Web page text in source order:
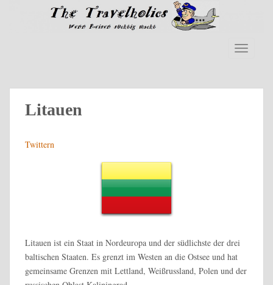
Litauen
Twittern
Litauen ist ein Staat in Nordeuropa und der südlichste der drei
baltischen Staaten. Es grenzt im Westen an die Ostsee und hat
gemeinsame Grenzen mit Lettland, Weißrussland, Polen und der